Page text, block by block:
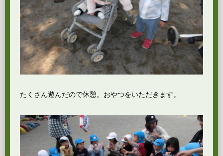
たくさん遊んだので休憩。おやつをいただきます。